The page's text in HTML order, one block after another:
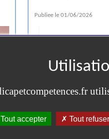
Publiee le 01/06/2026
Tout accepter Tout refuser